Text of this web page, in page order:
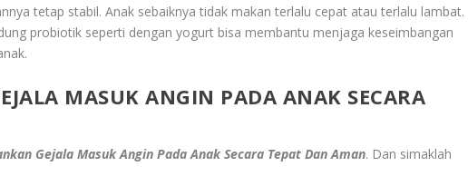
tetap stabil. Anak sebaiknya tidak makan terlalu cepat atau terlalu lambat.
probiotik seperti dengan yogurt bisa membantu menjaga keseimbangan
MASUK ANGIN PADA ANAK SECARA
Gejala Masuk Angin Pada Anak Secara Tepat Dan Aman. Dan simaklah